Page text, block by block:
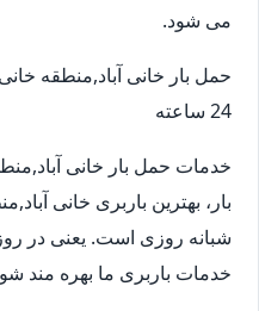
می شود.
حمل بار خانی آباد,منطقه
24 ساعته
خدمات حمل بار خانی
بار، بهترین باربری خانی
شبانه روزی است. یعنی در
خدمات باربری ما بهره مند